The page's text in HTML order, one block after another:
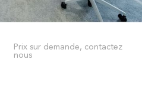
Prix sur demande, contactez
nous